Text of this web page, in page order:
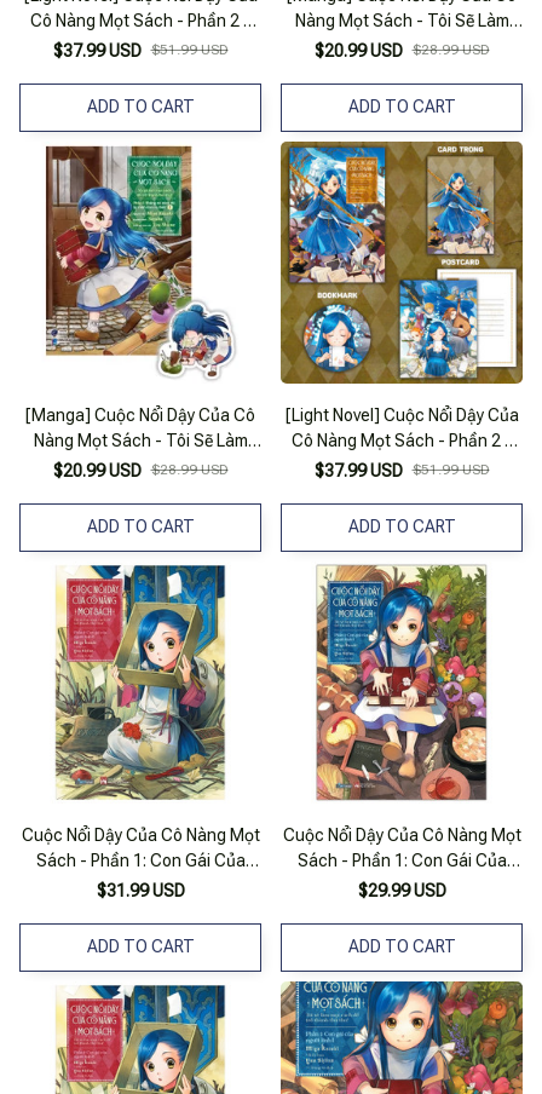
Cô Nàng Mọt Sách - Phần 2 -
Vu Nữ Tập Sự Của Thần Điện II -
$37.99 USD $51.99 USD
ADD TO CART
Nàng Mọt Sách - Tôi Sẽ Làm
Mọi Cách Để Trở Thành Thủ
Thì Tự Mình Làm Ra Thôi! - Tập
$20.99 USD $28.99 USD
ADD TO CART
[Manga] Cuộc Nổi Dậy Của Cô
Nàng Mọt Sách - Tôi Sẽ Làm
Mọi Cách Để Trở Thành Thủ
Thì Tự Mình Làm Ra Thôi! - Tập
$20.99 USD $28.99 USD
ADD TO CART
[Light Novel] Cuộc Nổi Dậy Của
Cô Nàng Mọt Sách - Phần 2 -
Vu Nữ Tập Sự Của Thần Điện II -
Bookmark + Card Trong +
$37.99 USD $51.99 USD
ADD TO CART
Cuộc Nổi Dậy Của Cô Nàng Mọt
Sách - Phần 1: Con Gái Của
Người Lính Ii - Tặng Kèm
$31.99 USD
ADD TO CART
Cuộc Nổi Dậy Của Cô Nàng Mọt
Sách - Phần 1: Con Gái Của
Người Lính I - Bản Đặc Biệt -
+ Standee
$29.99 USD
ADD TO CART